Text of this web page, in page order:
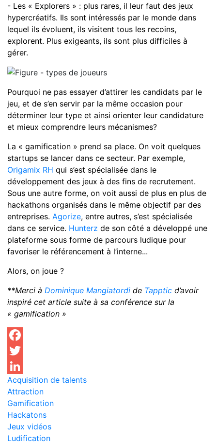
- Les « Explorers » : plus rares, il leur faut des jeux
hypercréatifs. Ils sont intéressés par le monde dans
lequel ils évoluent, ils visitent tous les recoins,
explorent. Plus exigeants, ils sont plus difficiles à
gérer.
Pourquoi ne pas essayer d’attirer les candidats par le
jeu, et de s’en servir par la même occasion pour
déterminer leur type et ainsi orienter leur candidature
et mieux comprendre leurs mécanismes?
La « gamification » prend sa place. On voit quelques
startups se lancer dans ce secteur. Par exemple,
Origamix RH qui s’est spécialisée dans le
développement des jeux à des fins de recrutement.
Sous une autre forme, on voit aussi de plus en plus de
hackathons organisés dans le même objectif par des
entreprises. Agorize, entre autres, s’est spécialisée
dans ce service. Hunterz de son côté a développé une
plateforme sous forme de parcours ludique pour
favoriser le référencement à l’interne...
Alors, on joue ?
**Merci à Dominique Mangiatordi de Tapptic d’avoir
inspiré cet article suite à sa conférence sur la
« gamification »
Facebook
Twitter
LinkedIn
Acquisition de talents
Attraction
Gamification
Hackatons
Jeux vidéos
Ludification